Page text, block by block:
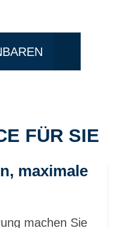
FÜR SIE
maximale
machen Sie